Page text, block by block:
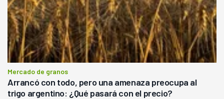
Mercado de granos
Arrancó con todo, pero una amenaza preocupa al
trigo argentino: ¿Qué pasará con el precio?